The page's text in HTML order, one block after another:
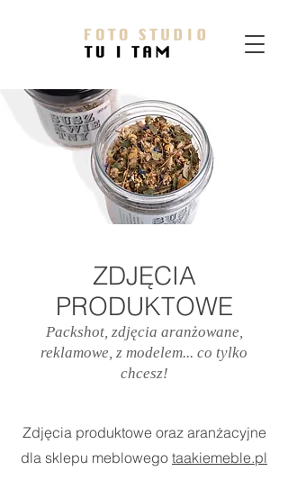
ZDJĘCIA
PRODUKTOWE
Packshot, zdjęcia aranżowane,
reklamowe, z modelem... co tylko
chcesz!
Zdjęcia produktowe oraz aranżacyjne
dla sklepu meblowego taakiemeble.pl